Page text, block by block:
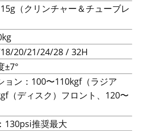
（クリンチャー＆チューブレ
20/21/24/28 / 32H
±7°
ョン：100〜110kgf（ラジア
（ディスク）フロント、120〜
130psi推奨最大